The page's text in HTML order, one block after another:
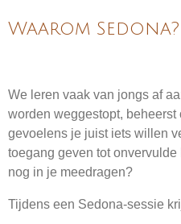
Waarom Sedona?
We leren vaak van jongs af
worden weggestopt,
gevoelens je juist iets willen
toegang geven tot
nog in je meedragen?
Tijdens een Sedona-sessie